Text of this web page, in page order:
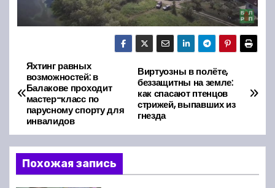
Н
а
в
и
г
Виртуозны в полёте,
беззащитны на земле:
как спасают птенцов
стрижей, выпавших из
гнезда
Яхтинг равных
возможностей: в
Балакове проходит
мастер-класс по
парусному спорту для
инвалидов
Похожая запись